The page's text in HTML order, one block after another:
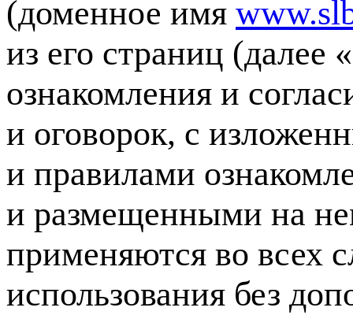
(доменное имя
из его страниц (далее
ознакомления и
и оговорок, с
и правилами
и размещенными на
применяются во всех
использования без